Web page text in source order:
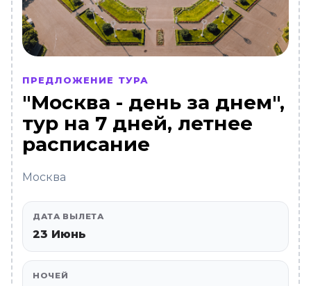
ПРЕДЛОЖЕНИЕ ТУРА
"Москва - день за днем",
тур на 7 дней, летнее
расписание
Москва
ДАТА ВЫЛЕТА
23 Июнь
НОЧЕЙ